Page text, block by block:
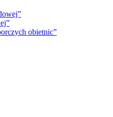
obietnic”